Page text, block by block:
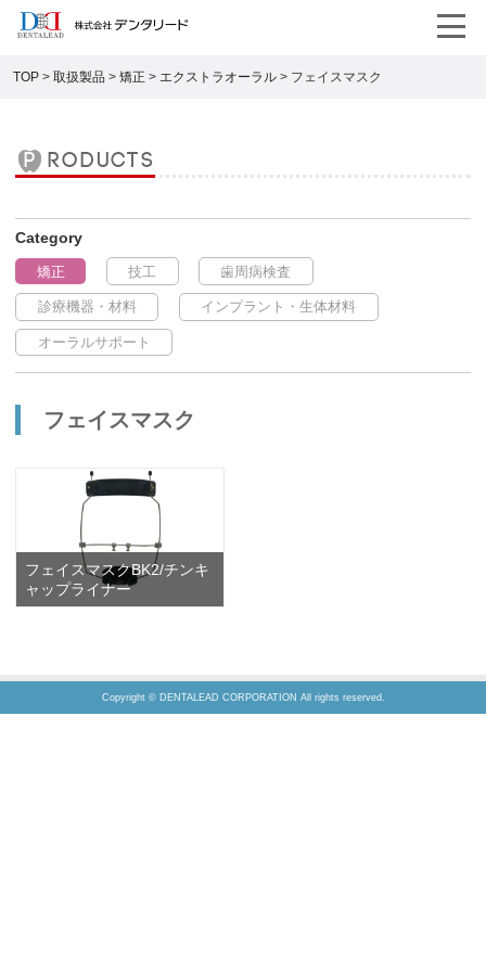
TOP> 取扱製品> 矯正 > エクストラオーラル> フェイスマスク
products
矯正 技工 歯周病検査
診療機器・材料 インプラント・生体材料
オーラルサポート
フェイスマスク
フェイスマスクBK2/チンキ
ャップライナー
Copyright © DENTALEAD CORPORATION All rights reserved.